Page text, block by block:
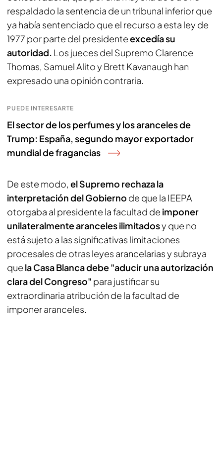
respaldado la sentencia de un tribunal inferior que
ya había sentenciado que el recurso a esta ley de
1977 por parte del presidenteexcedía su
autoridad. Los jueces del Supremo Clarence
Thomas, Samuel Alito y Brett Kavanaugh han
expresado una opinión contraria.
PUEDE INTERESARTE
El sector de los perfumes y los aranceles de
Trump: España, segundo mayor exportador
mundial de fragancias
De este modo, el Supremo rechaza la
interpretación del Gobierno de que la IEEPA
otorgaba al presidente la facultad de imponer
unilateralmente aranceles ilimitadosy que no
está sujeto a las significativas limitaciones
procesales de otras leyes arancelarias y subraya
que la Casa Blanca debe "aducir una autorización
clara del Congreso" para justificar su
extraordinaria atribución de la facultad de
imponer aranceles.